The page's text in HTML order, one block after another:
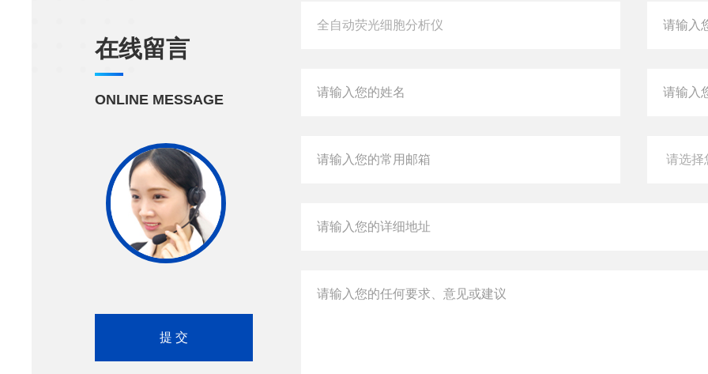
在线留言
ONLINE MESSAGE